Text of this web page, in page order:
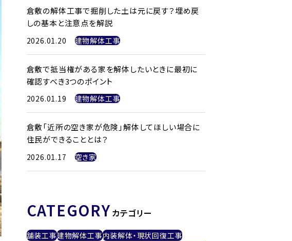
倉敷の解体工事で掘削した土は元に戻す？埋め戻
しの基本と注意点を解説
2026.01.20 建物解体工事
倉敷で抵当権がある家を解体したいときに最初に
確認すべき3つのポイント
2026.01.19 建物解体工事
倉敷「近所の空き家が危険」解体してほしい場合に
住民ができることとは？
2026.01.17 空き家
CATEGORYカテゴリー
舗装工事建物解体工事内装解体・現状回復工事